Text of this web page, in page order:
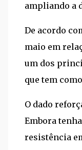
ampliando a
De acordo
maio em
um dos
que tem
O dado
Embora
resistência